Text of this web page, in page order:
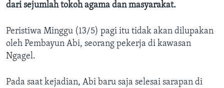
dari sejumlah tokoh agama dan masyarakat.
Peristiwa Minggu (13/5) pagi itu tidak akan dilupakan
oleh Pembayun Abi, seorang pekerja di kawasan
Ngagel.
Pada saat kejadian, Abi baru saja selesai sarapan di